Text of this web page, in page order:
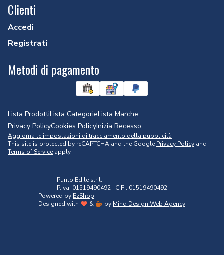
Clienti
Accedi
Registrati
Metodi di pagamento
Lista ProdottiLista CategorieLista Marche
Privacy PolicyCookies PolicyInizia Recesso
Aggiorna le impostazioni di tracciamento della pubblicità
This site is protected by reCAPTCHA and the Google Privacy Policy and
Terms of Service apply.
Punto Edile s.r.l.
P.Iva: 01519490492 | C.F.: 01519490492
Powered by EzShop
Designed with
& by Mind Design Web Agency